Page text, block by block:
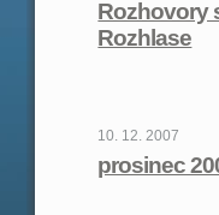
Rozhovory
Rozhlase
10. 12. 2007
prosinec